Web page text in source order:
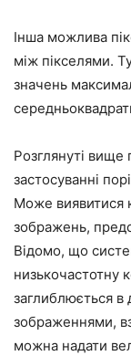
Інша можлива
між пікселями.
значень
Розглянуті
застосуванні
Може виявитися
зображень,
Відомо, що
низькочастотну
заглиблюється
зображеннями,
можна надати